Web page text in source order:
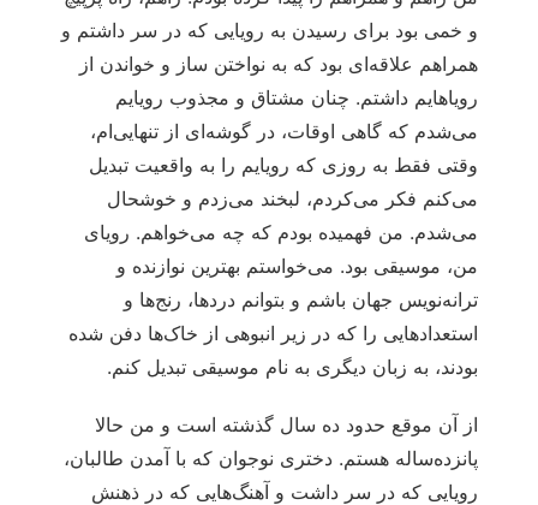
و خمی بود برای رسیدن به رویایی که در سر داشتم و
همراهم علاقه‌ای بود که به نواختن ساز و خواندن از
رویاهایم داشتم. چنان مشتاق و مجذوب رویایم
می‌شدم که گاهی اوقات، در گوشه‌ای از تنهایی‌ام،
وقتی فقط به روزی که رویایم را به واقعیت تبدیل
می‌کنم فکر می‌کردم، لبخند می‌زدم و خوشحال
می‌شدم. من فهمیده بودم که چه می‌خواهم. رویای
من، موسیقی بود. می‌خواستم بهترین نوازنده و
ترانه‌نویس جهان باشم و بتوانم دردها، رنج‌ها و
استعدادهایی را که در زیر انبوهی از خاک‌ها دفن شده
بودند، به زبان دیگری به نام موسیقی تبدیل کنم.
از آن موقع حدود ده سال گذشته است و من حالا
پانزده‌ساله هستم. دختری نوجوان که با آمدن طالبان،
رویایی که در سر داشت و آهنگ‌هایی که در ذهنش